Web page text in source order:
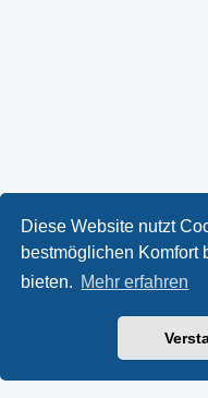
Diese Website nutzt
bestmöglichen Komfort
bieten. Mehr erfahren